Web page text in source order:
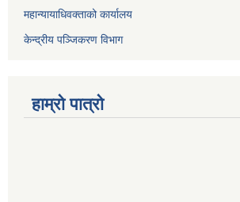
महान्यायाधिवक्ताको कार्यालय
केन्द्रीय पञ्जिकरण विभाग
हाम्रो पात्रो